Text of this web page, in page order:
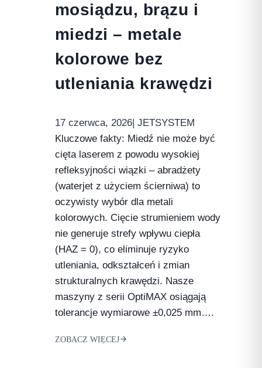
mosiądzu, brązu i
miedzi – metale
kolorowe bez
utleniania krawędzi
17 czerwca, 2026| JETSYSTEM
Kluczowe fakty: Miedź nie może być
cięta laserem z powodu wysokiej
refleksyjności wiązki – abradżety
(waterjet z użyciem ścierniwa) to
oczywisty wybór dla metali
kolorowych. Cięcie strumieniem wody
nie generuje strefy wpływu ciepła
(HAZ = 0), co eliminuje ryzyko
utleniania, odkształceń i zmian
strukturalnych krawędzi. Nasze
maszyny z serii OptiMAX osiągają
tolerancje wymiarowe ±0,025 mm….
ZOBACZ WIĘCEJ